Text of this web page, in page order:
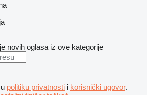
novih oglasa iz ove kategorije
politiku privatnosti i korisnički ugovor.